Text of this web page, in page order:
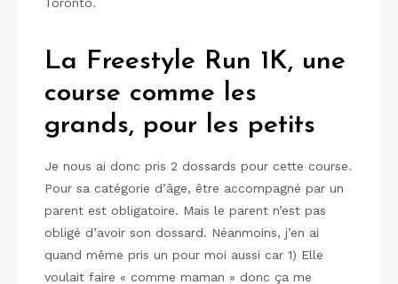
Toronto.
La Freestyle Run 1K, une
course comme les
grands, pour les petits
Je nous ai donc pris 2 dossards pour cette course.
Pour sa catégorie d’âge, être accompagné par un
parent est obligatoire. Mais le parent n’est pas
obligé d’avoir son dossard. Néanmoins, j’en ai
quand même pris un pour moi aussi car 1) Elle
voulait faire « comme maman » donc ça me